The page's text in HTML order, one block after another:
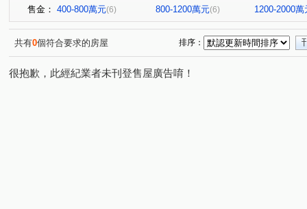
福瑞街(1) 寶山六街 軍福七路(1) 海明街 (1)
龍富
逢大路(1) 德化街(1) 福田南街(1) 精誠路(1) 五常街
向上北路(1)
售金： 400-800萬元(6) 800-1200萬元(6) 1200-2000萬
共有0個符合要求的房屋 排序：
很抱歉，此經紀業者未刊登售屋廣告唷！